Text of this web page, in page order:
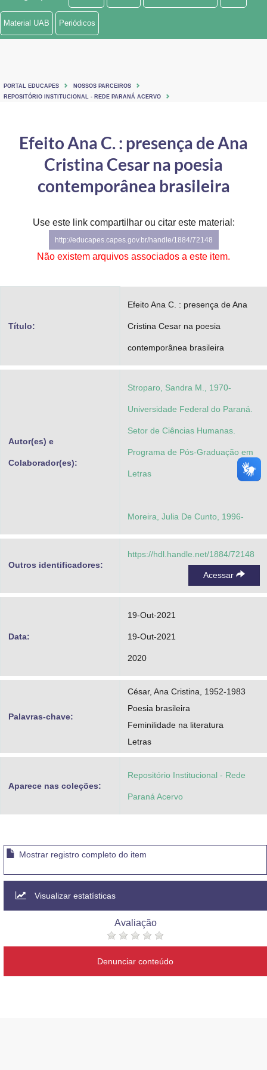
Ministério de Minas e Energia
Ministério do Turismo
Controladoria-Geral da União
Ministério da Mulher, da Família e dos Direitos Humanos
Secretaria de Governo
Gabinete de Segurança Institucional
Planalto
Material UAB Periódicos
PORTAL EDUCAPES
NOSSOS PARCEIROS
REPOSITÓRIO INSTITUCIONAL - REDE PARANÁ ACERVO
Efeito Ana C. : presença de Ana
Cristina Cesar na poesia
contemporânea brasileira
Use este link compartilhar ou citar este material:
http://educapes.capes.gov.br/handle/1884/72148
Não existem arquivos associados a este item.
Título:
Efeito Ana C. : presença de Ana
Cristina Cesar na poesia
contemporânea brasileira
Autor(es) e
Colaborador(es):
Stroparo, Sandra M., 1970-
Universidade Federal do Paraná.
Setor de Ciências Humanas.
Programa de Pós-Graduação em
Letras
Moreira, Julia De Cunto, 1996-
Outros identificadores:
https://hdl.handle.net/1884/72148
Acessar
Data:
19-Out-2021
19-Out-2021
2020
Palavras-chave:
César, Ana Cristina, 1952-1983
Poesia brasileira
Feminilidade na literatura
Letras
Aparece nas coleções:
Repositório Institucional - Rede
Paraná Acervo
Mostrar registro completo do item
Visualizar estatísticas
Avaliação
Denunciar conteúdo